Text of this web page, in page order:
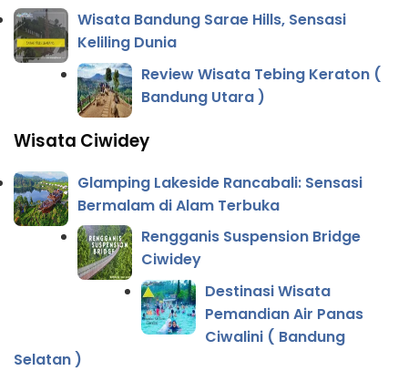
Wisata Bandung Sarae Hills, Sensasi
Keliling Dunia
Review Wisata Tebing Keraton (
Bandung Utara )
Wisata Ciwidey
Glamping Lakeside Rancabali: Sensasi
Bermalam di Alam Terbuka
Rengganis Suspension Bridge
Ciwidey
Destinasi Wisata
Pemandian Air Panas
Ciwalini ( Bandung
Selatan )